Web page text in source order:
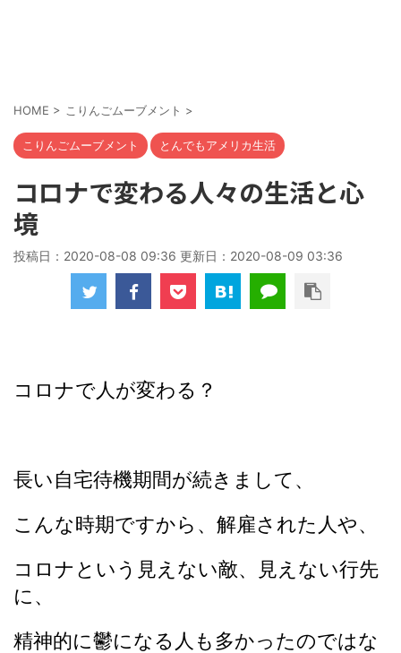
HOME > こりんごムーブメント >
こりんごムーブメント とんでもアメリカ生活
コロナで変わる人々の生活と心
境
投稿日：2020-08-08 09:36 更新日： 2020-08-09 03:36
コロナで人が変わる？
長い自宅待機期間が続きまして、
こんな時期ですから、解雇された人や、
コロナという見えない敵、見えない行先
に、
精神的に鬱になる人も多かったのではな